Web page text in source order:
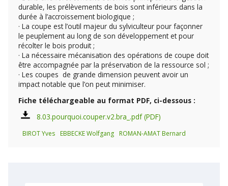
durable, les prélèvements de bois sont inférieurs dans la
durée à l’accroissement biologique ;
· La coupe est l’outil majeur du sylviculteur pour façonner
le peuplement au long de son développement et pour
récolter le bois produit ;
· La nécessaire mécanisation des opérations de coupe doit
être accompagnée par la préservation de la ressource sol ;
· Les coupes de grande dimension peuvent avoir un
impact notable que l’on peut minimiser.
Fiche téléchargeable au format PDF, ci-dessous :
8.03.pourquoi.couper.v2.bra_.pdf
BIROT Yves EBBECKE Wolfgang ROMAN-AMAT Bernard